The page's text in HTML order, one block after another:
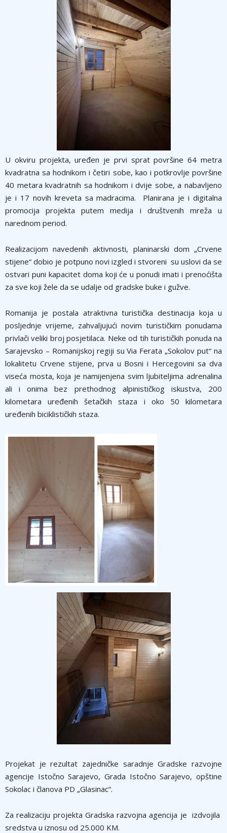
U okviru projekta, uređen je prvi sprat površine 64 metra
kvadratna sa hodnikom i četiri sobe, kao i potkrovlјe površine
40 metara kvadratnih sa hodnikom i dvije sobe, a nabavljeno
je i 17 novih kreveta sa madracima. Planirana je i digitalna
promocija projekta putem medija i društvenih mreža u
narednom period.
Realizacijom navedenih aktivnosti, planinarski dom „Crvene
stijene“ dobio je potpuno novi izgled i stvoreni su uslovi da se
ostvari puni kapacitet doma koji će u ponudi imati i prenoćišta
za sve koji žele da se udalјe od gradske buke i gužve.
Romanija je postala atraktivna turistička destinacija koja u
poslјednje vrijeme, zahvalјujući novim turističkim ponudama
privlači veliki broj posjetilaca. Neke od tih turističkih ponuda na
Sarajevsko – Romanijskoj regiji su Via Ferata „Sokolov put“ na
lokalitetu Crvene stijene, prva u Bosni i Hercegovini sa dva
viseća mosta, koja je namijenjena svim lјubitelјima adrenalina
ali i onima bez prethodnog alpinističkog iskustva, 200
kilometara uređenih šetačkih staza i oko 50 kilometara
uređenih biciklističkih staza.
Projekat je rezultat zajedničke saradnje Gradske razvojne
agencije Istočno Sarajevo, Grada Istočno Sarajevo, opštine
Sokolac i članova PD „Glasinac“.
Za realizaciju projekta Gradska razvojna agencija je izdvojila
sredstva u iznosu od 25.000 KM.